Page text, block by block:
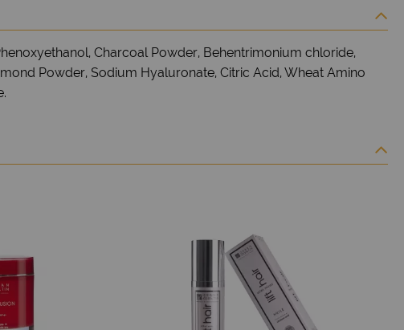
Charcoal Powder, Behentrimonium chloride,
Powder, Sodium Hyaluronate, Citric Acid, Wheat Amino